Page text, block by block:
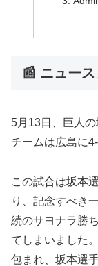
📰 ニュー
5月13日、巨人の
チームは広島に
この試合は坂本
り、記念すべき
続のサヨナラ勝
てしまいました
包まれ、坂本選